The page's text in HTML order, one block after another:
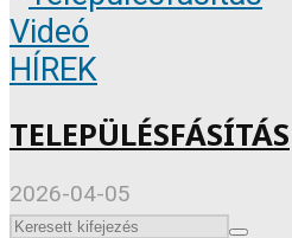
Videó
HÍREK
TELEPÜLÉSFÁSÍTÁS
2026-04-05